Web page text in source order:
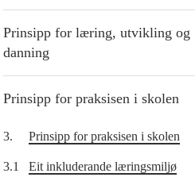
Prinsipp for læring, utvikling og
danning
Prinsipp for praksisen i skolen
3. Prinsipp for praksisen i skolen
3.1 Eit inkluderande læringsmiljø